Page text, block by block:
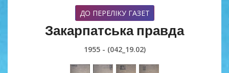
ДО ПЕРЕЛІКУ ГАЗЕТ
Закарпатська правда
1955 - (042_19.02)